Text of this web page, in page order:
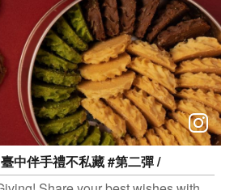
#여행 #풍경 #観光 #旅行 #
#台中景點 #打卡景點 #台中風景 #
#樂成宮 #初一搶頭香
中伴手禮不私藏 #第二彈 /